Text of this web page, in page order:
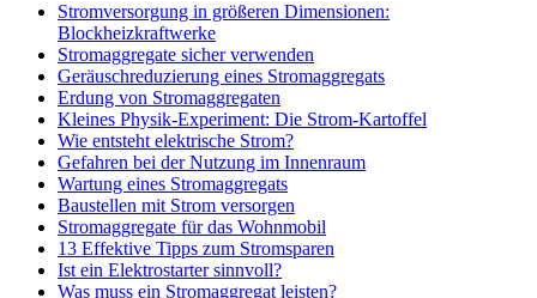
Stromversorgung in größeren Dimensionen:
Blockheizkraftwerke
Stromaggregate sicher verwenden
Geräuschreduzierung eines Stromaggregats
Erdung von Stromaggregaten
Kleines Physik-Experiment: Die Strom-Kartoffel
Wie entsteht elektrische Strom?
Gefahren bei der Nutzung im Innenraum
Wartung eines Stromaggregats
Baustellen mit Strom versorgen
Stromaggregate für das Wohnmobil
13 Effektive Tipps zum Stromsparen
Ist ein Elektrostarter sinnvoll?
Was muss ein Stromaggregat leisten?